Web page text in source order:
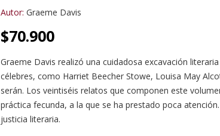
Autor: Graeme Davis
$70.900
Graeme Davis realizó una cuidadosa excavación
célebres, como Harriet Beecher Stowe, Louisa May
serán. Los veintiséis relatos que componen este
práctica fecunda, a la que se ha prestado poca
justicia literaria.